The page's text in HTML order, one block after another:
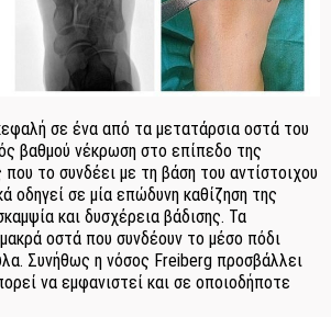
σε ένα από τα μετατάρσια οστά του
βαθμού νέκρωση στο επίπεδο της
το συνδέει με τη βάση του αντίστοιχου
οδηγεί σε μία επώδυνη καθίζηση της
και δυσχέρεια βάδισης. Τα
οστά που συνδέουν το μέσο πόδι
Συνήθως η νόσος Freiberg προσβάλλει
να εμφανιστεί και σε οποιοδήποτε